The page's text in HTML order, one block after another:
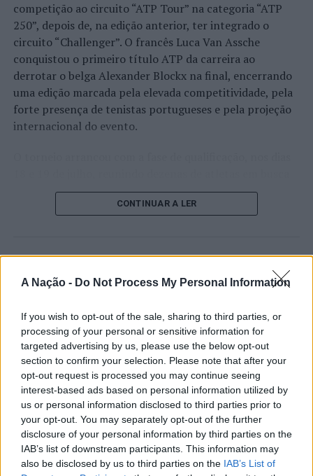
A Nação - Do Not Process My Personal Information
If you wish to opt-out of the sale, sharing to third parties, or
processing of your personal or sensitive information for
targeted advertising by us, please use the below opt-out
section to confirm your selection. Please note that after your
opt-out request is processed you may continue seeing
interest-based ads based on personal information utilized by
us or personal information disclosed to third parties prior to
your opt-out. You may separately opt-out of the further
disclosure of your personal information by third parties on the
IAB’s list of downstream participants. This information may
also be disclosed by us to third parties on the IAB’s List of
competição ao circuito “ATP Tour” na categoria “ATP
250”, depois de, na edição anterior, ter integrado o
circuito “Challenger”. O francês Luca Van Assche
conquistou o primeiro título ATP da carreira ao
derrotar o belga Alexander Blockx na final, encerrando
uma edição marcada pela elevada competitividade, pela
forte presença de tenistas portugueses e pela projeção
internacional do evento.
de um lugar no quadro principal. A cerimónia de
abertura contou com a presença do presidente da
início de uma competição que voltou a colocar o
concelho no centro do calendário internacional do
ténis.
Apesar das desistências de última hora de jogadores
como Casper Ruud (Noruega), Alejandro Davidovich
Fokina (Espanha) e Matteo Arnaldi (Itália), a prova
apresentou um quadro competitivo de elevado nível,
liderado pelo russo Andrey Rublev, primeiro cabeça de
série, pelo italiano Luciano Darderi, pelo chileno
Alejandro Tabilo e pelo belga Alexander Blockx.
Um dos momentos mais aguardados da semana foi
também o regresso do suíço Stan Wawrinka ao Estoril,
CONTINUAR A LER
Castelo Branco: “Bienal
Internacional de Artes e Ofícios”
promete afirmar artesanato,
património e inovação como
“motores de desenvolvimento
económico e cultural” do município
português
Publicado 12 horas atrás on 07/08/2026
Por Ígor Lopes